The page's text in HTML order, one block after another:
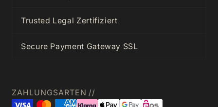
Trusted Legal Zertifiziert
Secure Payment Gateway SSL
ZAHLUNGSARTEN //